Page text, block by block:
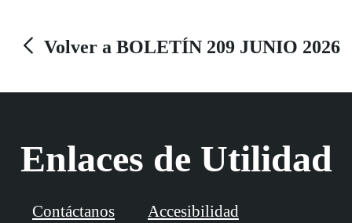
premios repartidos en Andalucía el año pasado.
Volver a BOLETÍN 209 JUNIO 2026
Enlaces de Utilidad
Contáctanos Accesibilidad